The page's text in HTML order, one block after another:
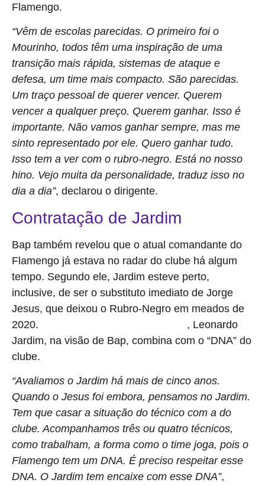
Flamengo.
“Vêm de escolas parecidas. O primeiro foi o
Mourinho, todos têm uma inspiração de uma
transição mais rápida, sistemas de ataque e
defesa, um time mais compacto. São parecidas.
Um traço pessoal de querer vencer. Querem
vencer a qualquer preço. Querem ganhar. Isso é
importante. Não vamos ganhar sempre, mas me
sinto representado por ele. Quero ganhar tudo.
Isso tem a ver com o rubro-negro. Está no nosso
hino. Vejo muita da personalidade, traduz isso no
dia a dia”, declarou o dirigente.
Contratação de Jardim
Bap também revelou que o atual comandante do
Flamengo já estava no radar do clube há algum
tempo. Segundo ele, Jardim esteve perto,
inclusive, de ser o substituto imediato de Jorge
Jesus, que deixou o Rubro-Negro em meados de
2020.
, Leonardo
Jardim, na visão de Bap, combina com o “DNA” do
clube.
“Avaliamos o Jardim há mais de cinco anos.
Quando o Jesus foi embora, pensamos no Jardim.
Tem que casar a situação do técnico com a do
clube. Acompanhamos três ou quatro técnicos,
como trabalham, a forma como o time joga, pois o
Flamengo tem um DNA. É preciso respeitar esse
DNA. O Jardim tem encaixe com esse DNA”,